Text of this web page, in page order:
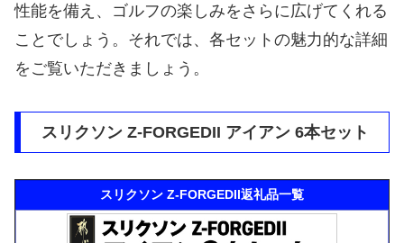
性能を備え、ゴルフの楽しみをさらに広げてくれる
ことでしょう。それでは、各セットの魅力的な詳細
をご覧いただきましょう。
スリクソン Z-FORGEDII アイアン 6本セット
スリクソン Z-FORGEDII返礼品一覧